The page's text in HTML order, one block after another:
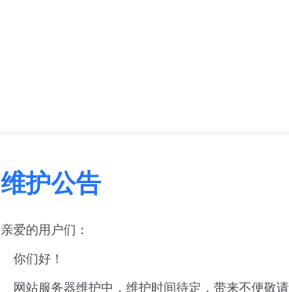
维护公告
亲爱的用户们：
你们好！
网站服务器维护中，维护时间待定，带来不便敬请